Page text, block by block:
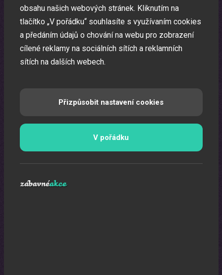
Foto a video
obsahu našich webových stránek. Kliknutím na
tlačítko „V pořádku“ souhlasíte s využívaním cookies
a předáním údajů o chování na webu pro zobrazení
cílené reklamy na sociálních sítích a reklamních
sítích na dalších webech.
Přizpůsobit nastavení cookies
V pořádku